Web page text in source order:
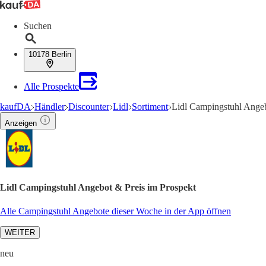
Suchen
10178 Berlin
Alle Prospekte
kaufDA Händler Discounter Lidl Sortiment Lidl Campingstuhl
Anzeigen
Lidl Campingstuhl Angebot & Preis im Prospekt
Alle Campingstuhl Angebote dieser Woche in der App öffnen
WEITER
neu